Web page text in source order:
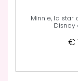
Minnie, la star
Disney
€